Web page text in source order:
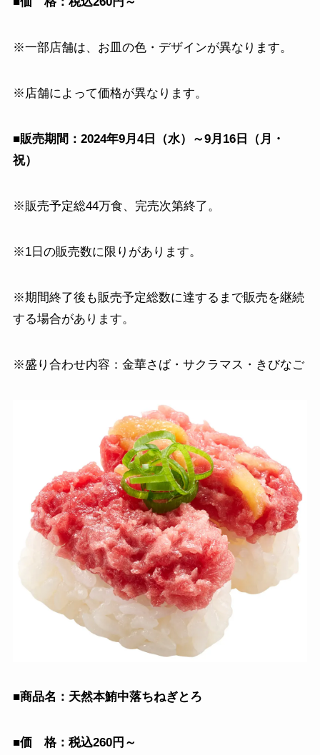
※一部店舗は、お皿の色・デザインが異なります。
※店舗によって価格が異なります。
■販売期間：2024年9月4日（水）～9月16日（月・
祝）
※販売予定総44万食、完売次第終了。
※1日の販売数に限りがあります。
※期間終了後も販売予定総数に達するまで販売を継続
する場合があります。
※盛り合わせ内容：金華さば・サクラマス・きびなご
■商品名：天然本鮪中落ちねぎとろ
■価 格：税込260円～